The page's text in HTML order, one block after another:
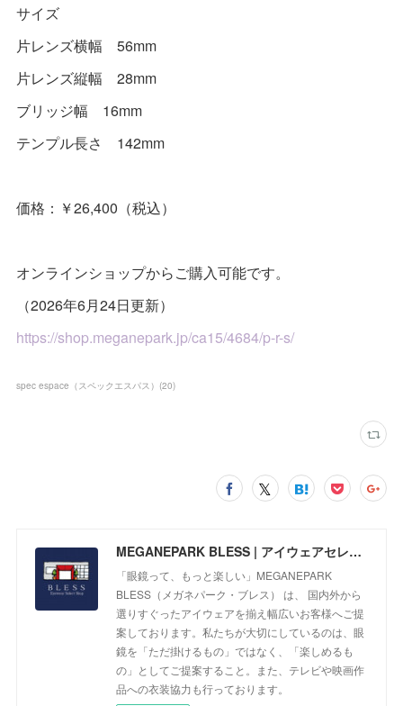
サイズ
片レンズ横幅 56mm
片レンズ縦幅 28mm
ブリッジ幅 16mm
テンプル長さ 142mm
価格：￥26,400（税込）
オンラインショップからご購入可能です。
（2026年6月24日更新）
https://shop.meganepark.jp/ca15/4684/p-r-s/
spec espace（スペックエスパス） (20)
MEGANEPARK BLESS | アイウェアセレクトショップ
「眼鏡って、もっと楽しい」MEGANEPARK
BLESS（メガネパーク・ブレス） は、 国内外から
選りすぐったアイウェアを揃え幅広いお客様へご提
案しております。私たちが大切にしているのは、眼
鏡を「ただ掛けるもの」ではなく、「楽しめるも
の」としてご提案すること。また、テレビや映画作
品への衣装協力も行っております。